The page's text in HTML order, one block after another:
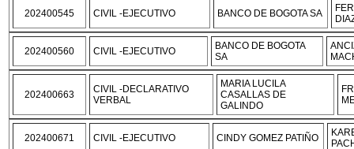
202400545 CIVIL -EJECUTIVO BANCO DE BOGOTA SA
202400560 CIVIL -EJECUTIVO
BANCO DE BOGOTA
SA
202400663
CIVIL -DECLARATIVO
VERBAL
MARIA LUCILA
CASALLAS DE
GALINDO
202400671 CIVIL -EJECUTIVO CINDY GOMEZ PATIÑO